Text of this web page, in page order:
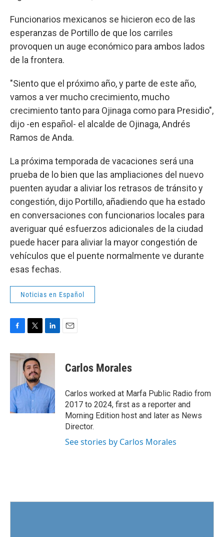
Funcionarios mexicanos se hicieron eco de las
esperanzas de Portillo de que los carriles
provoquen un auge económico para ambos lados
de la frontera.
"Siento que el próximo año, y parte de este año,
vamos a ver mucho crecimiento, mucho
crecimiento tanto para Ojinaga como para Presidio",
dijo -en español- el alcalde de Ojinaga, Andrés
Ramos de Anda.
La próxima temporada de vacaciones será una
prueba de lo bien que las ampliaciones del nuevo
puenten ayudar a aliviar los retrasos de tránsito y
congestión, dijo Portillo, añadiendo que ha estado
en conversaciones con funcionarios locales para
averiguar qué esfuerzos adicionales de la ciudad
puede hacer para aliviar la mayor congestión de
vehículos que el puente normalmente ve durante
esas fechas.
Noticias en Español
c
e
o
k
i
t
t
e
r
n
d
I
n
Carlos Morales
Carlos worked at Marfa Public Radio from
2017 to 2024, first as a reporter and
Morning Edition host and later as News
Director.
See stories by Carlos Morales